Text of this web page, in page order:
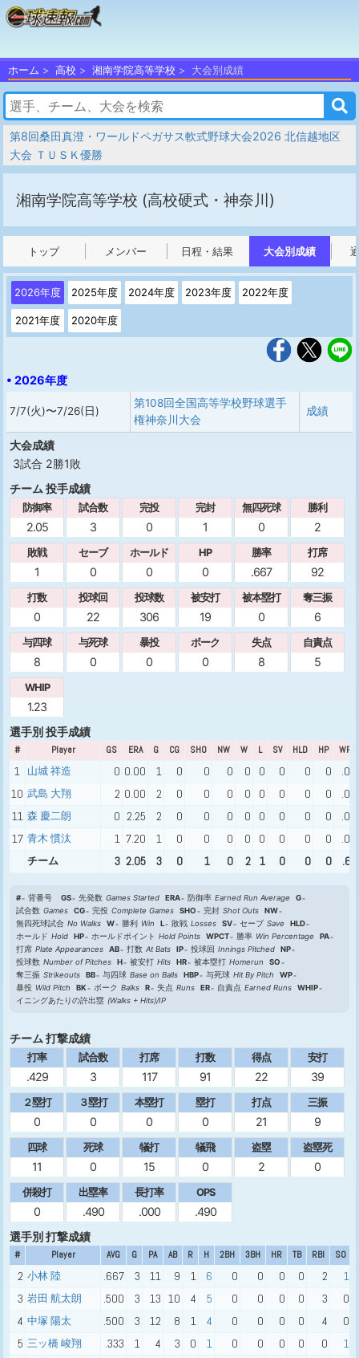
ホーム 高校 湘南学院高等学校 大会別成績
第8回桑田真澄・ワールドペガサス軟式野球大会2026 北信越地区
大会 ＴＵＳＫ優勝
湘南学院高等学校 (高校硬式・神奈川)
トップ メンバー 日程・結果 大会別成績
2026年度 2025年度 2024年度 2023年度 2022年度
2021年度 2020年度
• 2026年度
7/7(火)〜7/26(日)
第108回全国高等学校野球選手
権神奈川大会
成績
大会成績
3試合 2勝1敗
チーム 投手成績
防御率
2.05
試合数
3
完投
0
完封
1
無四死球
0
勝利
2
敗戦
1
セーブ
0
ホールド
0
HP
0
勝率
.667
打席
92
打数
0
投球回
22
投球数
306
被安打
19
被本塁打
0
奪三振
6
与四球
8
与死球
0
暴投
0
ボーク
0
失点
8
自責点
5
WHIP
1.23
選手別 投手成績
# Player GS ERA G CG SHO NW W L SV HLD HP WPCT
1 山城 祥造 0 0.00 1 0 0 0 0 0 0 0 0
10 武島 大翔 2 0.00 2 0 0 0 0 0 0 0 0
11 森 慶二朗 0 2.25 2 0 0 0 0 0 0 0 0
17 青木 慣汰 1 7.20 1 0 0 0 0 0 0 0 0
チーム 3 2.05 3 0 1 0 2 1 0 0 0
# 背番号 GS 先発数 Games Started ERA 防御率 Earned Run Average
G
試合数 Games CG 完投 Complete Games SHO 完封 Shot Outs
NW
無四死球試合 No Walks W 勝利 Win L 敗戦 Losses SV セーブ Save
HLD
ホールド Hold HP ホールドポイント Hold Points WPCT 勝率 Win Percentage
PA
打席 Plate Appearances AB 打数 At Bats IP 投球回 Innings Pitched
NP
投球数 Number of Pitches H 被安打 Hits HR 被本塁打 Homerun
SO
奪三振 Strikeouts BB 与四球 Base on Balls HBP 与死球 Hit By Pitch
WP
暴投 Wild Pitch BK ボーク Balks R 失点 Runs ER 自責点 Earned Runs
WHIP
イニングあたりの許出塁 (Walks + Hits)/IP
チーム 打撃成績
打率
.429
試合数
3
打席
117
打数
91
得点
22
安打
39
２塁打
0
３塁打
0
本塁打
0
塁打
0
打点
21
三振
9
四球
11
死球
0
犠打
15
犠飛
0
盗塁
2
盗塁死
0
併殺打
0
出塁率
.490
長打率
.000
OPS
.490
選手別 打撃成績
# Player AVG G PA AB R H 2BH 3BH HR TB RBI SO
2 小林 陸 .667 3 11 9 1 6 0 0 0 0 2
1
3 岩田 航太朗 .500 3 13 10 4 5 0 0 0 0 3
0
4 中塚 陽太 .500 3 12 8 1 4 0 0 0 0 4
0
5 三ッ橋 峻翔 .333 1 4 3 0 1 0 0 0 0 0
1